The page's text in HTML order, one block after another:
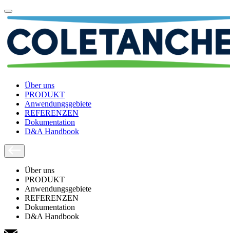
Über uns
PRODUKT
Anwendungsgebiete
REFERENZEN
Dokumentation
D&A Handbook
Über uns
PRODUKT
Anwendungsgebiete
REFERENZEN
Dokumentation
D&A Handbook